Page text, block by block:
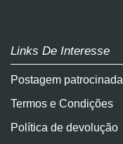
Links De Interesse
Postagem patrocinada
Termos e Condições
Política de devolução